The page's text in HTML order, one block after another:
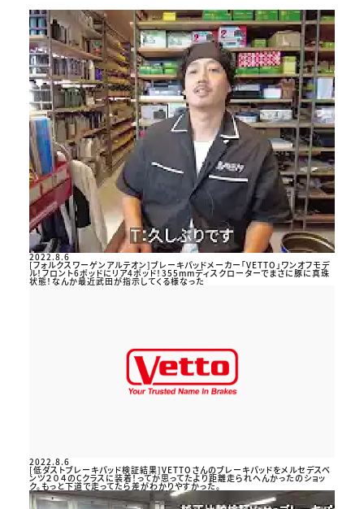
2022.8.6
[フォルクスワーゲンアルテオン]ブレーキパッドメーカー「VETTO」ワンオフモデ
ル！フロント6ポッドにリア4ポッド！355mmディスクローターでまさに豚に真珠
状態！なんか最近武田が指示してくる様なった
2022.8.6
[低ダストブレーキパッド検証結果]VETTOさんのブレーキパッドをメルセデスベ
ンツ２０４のCクラスに装着！ってか思ってたより距離走られへんかったのショッ
ク。もっと下道で走ってたら差がわかりやすかった。